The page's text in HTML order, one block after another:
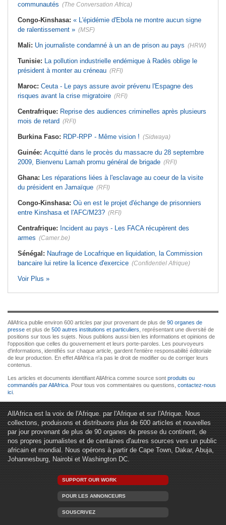
communautés (The Conversation Africa)
Congo-Kinshasa: « L'épidémie d'Ebola ne montre aucun signe
de ralentissement » (MSF)
Mali: Un journaliste condamné à un an de prison au pays (HRW)
Tunisie: La pollution industrielle endémique à Radès oblige le
président à monter au créneau (RFI)
Maroc: Ceuta - Le pays assure avoir prévenu l'Espagne des
risques avant la crise migratoire (RFI)
Centrafrique: Reprise des audiences criminelles après plusieurs
mois de retard (RFI)
Burkina Faso: RDP-RPP - Même vision ! (Sidwaya)
Guinée: Acquitté dans le procès du massacre du 28 septembre
2009, Bienvenu Lamah promu général de brigade (RFI)
Ghana: Les réparations liées à l'esclavage au coeur de la visite
du président en Jamaïque (RFI)
Congo-Kinshasa: Où en est le projet d'échange de prisonniers
entre Kinshasa et l'AFC/M23? (RFI)
Centrafrique: Incident au pays - Les FACA récupèrent des
armes (Camer.be)
Sénégal: Naufrage de Locafrique en liquidation, la Commission
bancaire lui retire la licence d'exercice (Confidentiel Afrique)
Voir Plus »
AllAfrica publie environ 600 articles par jour provenant de plus de 90 organes de
presse et plus de 500 autres institutions et particuliers , représentant une diversité de
positions sur tous les sujets. Nous publions aussi bien les informations et opinions de
l'opposition que celles du gouvernement et leurs porte-paroles. Les pourvoyeurs
d'informations, identifiés sur chaque article, gardent l'entière responsabilité éditoriale
de leur production. En effet AllAfrica n'a pas le droit de modifier ou de corriger leurs
contenus.
Les articles et documents identifiant AllAfrica comme source sont produits ou
commandés par AllAfrica . Pour tous vos commentaires ou questions, contactez-nous
ici
AllAfrica est la voix de l'Afrique. par l'Afrique et sur l'Afrique. Nous
collectons, produisons et distribuons plus de 600 articles et nouvelles
par jour provenant de plus de 90 organes de presse du continent, de
nos propres journalistes et de centaines d'autres sources vers un public
africain et mondial. Nous opérons à partir de Cape Town, Dakar, Abuja,
Johannesburg, Nairobi et Washington DC.
SUPPORT OUR WORK
POUR LES ANNONCEURS
SOUSCRIVEZ